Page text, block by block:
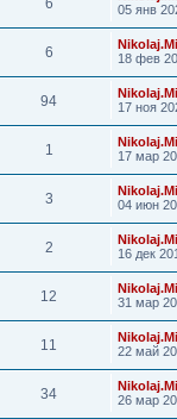
6
05 янв
6
18 фев
94
17 ноя
1
17 мар
3
04 июн
2
16 дек
12
31 мар
11
22 май
34
26 мар